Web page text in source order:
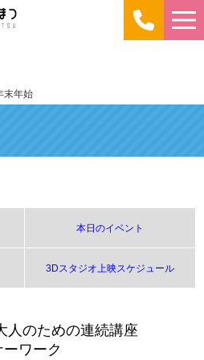
末年始
本日のイベント
3Dスタジオ上映スケジュール
人のための連続講座
ーワーク